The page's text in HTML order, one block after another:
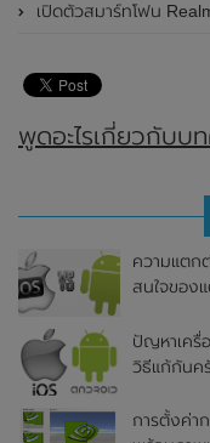
เปิดตัวสมาร์ทโฟน Realme 13
พูดอะไรเกี่ยวกับบ
ความแตก
สนใจของ
ปัญหาเครื่
วิธีแก้กันค
การตั้งค่า